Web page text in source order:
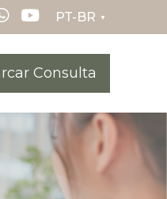
▼
Consulta